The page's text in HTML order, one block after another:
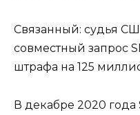
Связанный: судья
совместный запрос
штрафа на 125
В декабре 2020 года